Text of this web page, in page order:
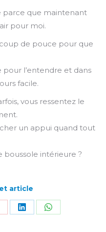
parce que maintenant
pour moi.
de pouce pour que
pour l’entendre et dans
facile.
vous ressentez le
un appui quand tout
boussole intérieure ?
article
PartagerPartager